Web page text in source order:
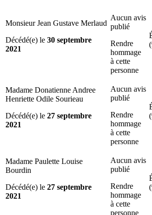
Monsieur Jean Gustave Merlaud
Décédé(e) le 30 septembre
2021
Aucun avis
publié
Rendre
hommage
à cette
personne
Madame Donatienne Andree
Henriette Odile Sourieau
Décédé(e) le 27 septembre
2021
Aucun avis
publié
Rendre
hommage
à cette
personne
Madame Paulette Louise
Bourdin
Décédé(e) le 27 septembre
2021
Aucun avis
publié
Rendre
hommage
à cette
personne